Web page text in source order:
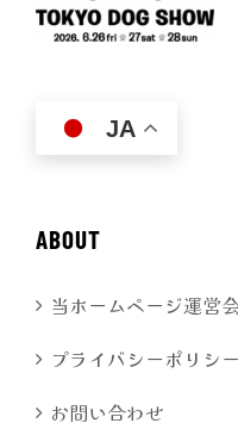
JA
ABOUT
当ホームページ運営
プライバシーポリシー
お問い合わせ